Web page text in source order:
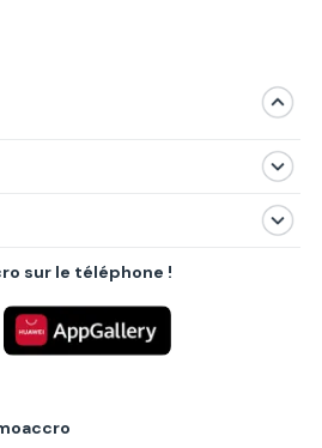
sur le téléphone !